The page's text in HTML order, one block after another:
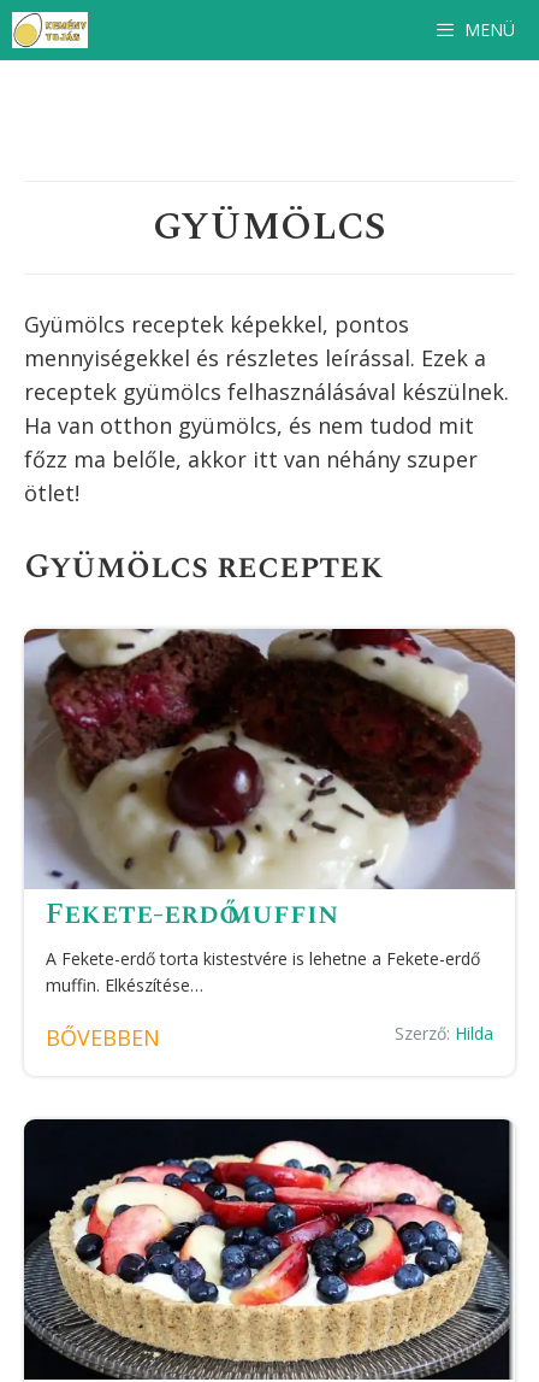
Kilépés
MENÜ
GYÜMÖLCS
Gyümölcs receptek képekkel, pontos
mennyiségekkel és részletes leírással. Ezek a
receptek gyümölcs felhasználásával készülnek.
Ha van otthon gyümölcs, és nem tudod mit
főzz ma belőle, akkor itt van néhány szuper
ötlet!
Gyümölcs receptek
Fekete-erdő muffin
A Fekete-erdő torta kistestvére is lehetne a Fekete-erdő
muffin. Elkészítése…
BŐVEBBEN Szerző: Hilda